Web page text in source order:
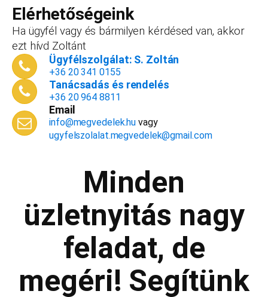
vállalkozást, ezt az összeget le tudjuk vonni a
dokumentációk, engedélyek árából így végül
is, ha nyitsz valamit, a konzultáció díjmentes.
Telefonszám
Email cím*
Beküldés
Elérhetőségeink
Ha ügyfél vagy és bármilyen kérdésed van, akkor
ezt hívd Zoltánt
Ügyfélszolgálat: S. Zoltán
+36 20 341 0155
Tanácsadás és rendelés
+36 20 964 8811
Email
info@megvedelek.hu vagy
ugyfelszolalat.megvedelek@gmail.com
Minden
üzletnyitás nagy
feladat, de
megéri! Segítünk